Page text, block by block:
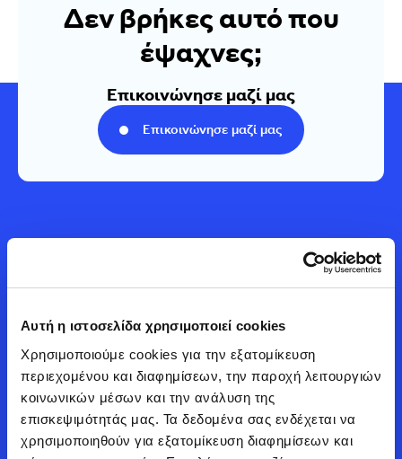
Αυτή η ιστοσελίδα χρησιμοποιεί cookies
Χρησιμοποιούμε cookies για την εξατομίκευση
περιεχομένου και διαφημίσεων, την παροχή λειτουργιών
κοινωνικών μέσων και την ανάλυση της
επισκεψιμότητάς μας. Τα δεδομένα σας ενδέχεται να
χρησιμοποιηθούν για εξατομίκευση διαφημίσεων και
Δεν βρήκες αυτό που
έψαχνες;
Επικοινώνησε μαζί μας
Επικοινώνησε μαζί μας
Automarin
23ο χλμ. Αθηνών - Λαμίας, Χελμού 62, Άγιος Στέφανος
(GigaStore) - 210 6219600